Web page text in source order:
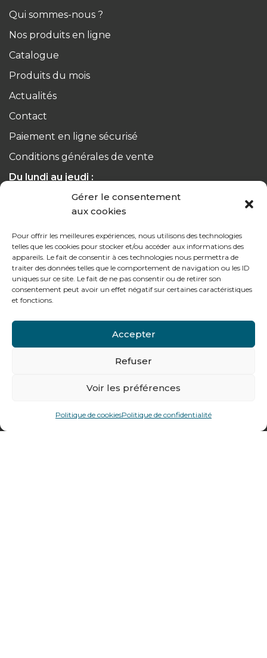
Gérer le consentement
aux cookies
Pour offrir les meilleures expériences, nous utilisons des technologies
telles que les cookies pour stocker et/ou accéder aux informations des
appareils. Le fait de consentir à ces technologies nous permettra de
traiter des données telles que le comportement de navigation ou les ID
uniques sur ce site. Le fait de ne pas consentir ou de retirer son
consentement peut avoir un effet négatif sur certaines caractéristiques
et fonctions.
Accepter
Refuser
Voir les préférences
Politique de cookiesPolitique de confidentialité
Qui sommes-nous ?
Nos produits en ligne
Catalogue
Produits du mois
Actualités
Contact
Paiement en ligne sécurisé
Conditions générales de vente
Du lundi au jeudi :
de 8h à 12h30 et de 13h30 à 17h20
de 8h à 12h30 et de 13h30 à 16h
Contactez-nous
Tél : + 33 (0)4 74 62 81 44
Villefranche sur Saône